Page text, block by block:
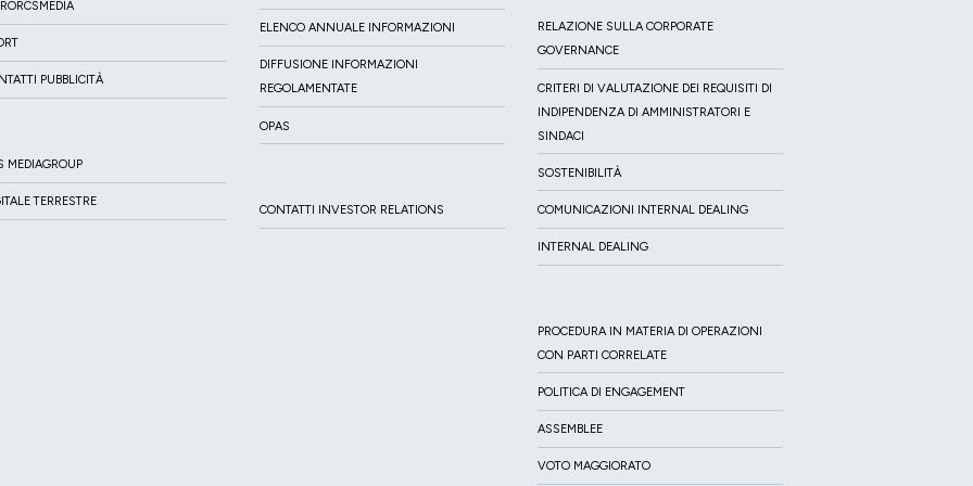
PUBBLICITÀ
MEDIAGROUP
TERRESTRE
ELENCO ANNUALE INFORMAZIONI
DIFFUSIONE INFORMAZIONI
REGOLAMENTATE
OPAS
CONTATTI INVESTOR RELATIONS
RELAZIONE SULLA CORPORATE
GOVERNANCE
CRITERI DI VALUTAZIONE DEI REQUISITI DI
INDIPENDENZA DI AMMINISTRATORI E
SINDACI
SOSTENIBILITÀ
COMUNICAZIONI INTERNAL DEALING
INTERNAL DEALING
PROCEDURA IN MATERIA DI OPERAZIONI
CON PARTI CORRELATE
POLITICA DI ENGAGEMENT
ASSEMBLEE
VOTO MAGGIORATO